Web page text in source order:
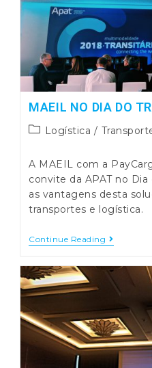
MAEIL NO DIA DO
PostLogística /
A MAEIL com a
convite da APAT no Dia
as vantagens desta
transportes e logística.
Continue Reading MAEIL
Do